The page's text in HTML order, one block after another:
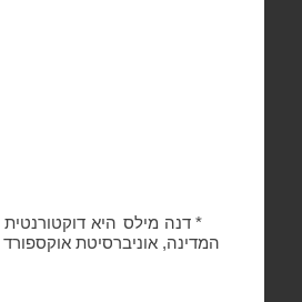
* דנה מילס היא
המדינה, אוניברסיטת אוקספורד